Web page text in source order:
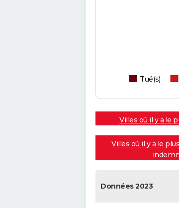
Tué(s)
Villes où il y a le
Villes où il y a le
Données 2023